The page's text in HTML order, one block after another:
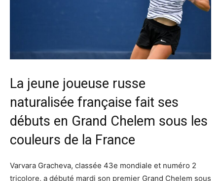
La jeune joueuse russe
naturalisée française fait ses
débuts en Grand Chelem sous les
couleurs de la France
Varvara Gracheva, classée 43e mondiale et numéro 2
tricolore, a débuté mardi son premier Grand Chelem sous